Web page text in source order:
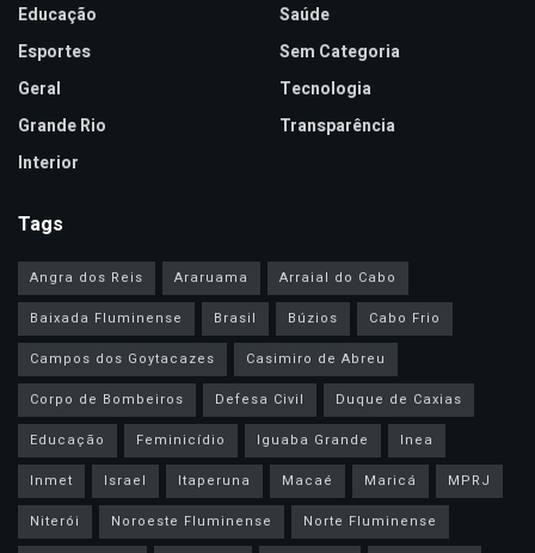
Educação
Esportes
Geral
Grande Rio
Interior
Saúde
Sem Categoria
Tecnologia
Transparência
Tags
Angra dos Reis Araruama
Arraial do Cabo
Baixada Fluminense
Brasil Búzios
Cabo Frio
Campos dos Goytacazes
Casimiro de Abreu
Corpo de Bombeiros
Defesa Civil
Duque de Caxias
Educação
Feminicídio Iguaba Grande
Inea
Inmet
Israel Itaperuna Macaé Maricá
MPRJ
Niterói
Noroeste Fluminense
Norte Fluminense